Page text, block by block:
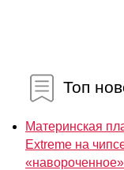
Топ
Материнская
Extreme на